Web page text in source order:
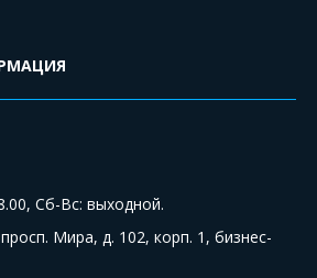
Сб-Вс: выходной.
Мира, д. 102, корп. 1, бизнес-